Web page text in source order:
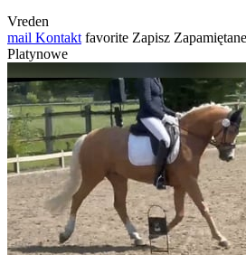
Vreden
mail Kontakt favorite Zapisz Zapamiętane
Platynowe